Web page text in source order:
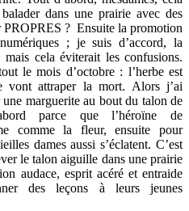
dans une prairie avec des
PROPRES ? Ensuite la promotion
; je suis d’accord, la
mais cela éviterait les confusions.
le mois d’octobre : l’herbe est
vont attraper la mort. Alors j’ai
marguerite au bout du talon de
parce que l’héroïne de
comme la fleur, ensuite pour
dames aussi s’éclatent. C’est
le talon aiguille dans une prairie
audace, esprit acéré et entraide
des leçons à leurs jeunes